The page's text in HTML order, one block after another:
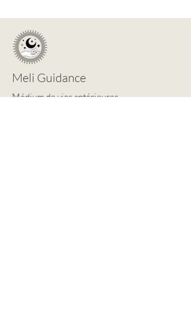
Meli Guidance
Médium de vies antérieures